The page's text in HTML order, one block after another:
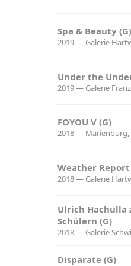
Spa & Beauty (G)
2019 — Galerie
Under the
2019 — Galerie
FOYOU V (G)
2018 — Marienburg,
Weather Report
2018 — Galerie
Ulrich Hachulla
Schülern (G)
2018 — Galerie
Disparate (G)